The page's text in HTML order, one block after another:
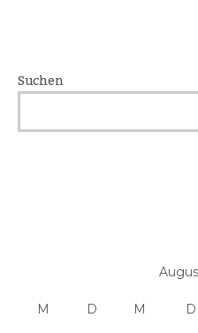
Suchen
M D M D